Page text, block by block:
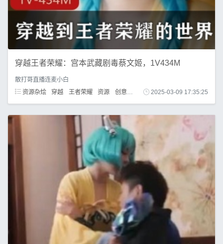
穿越王者荣耀：宫本武藏剧毒蔡文姬，1V434M
散打哥直播连麦小白
资源杂烩
穿越 王者荣耀 资源 创意 主角 2025-03-09 17:35:25